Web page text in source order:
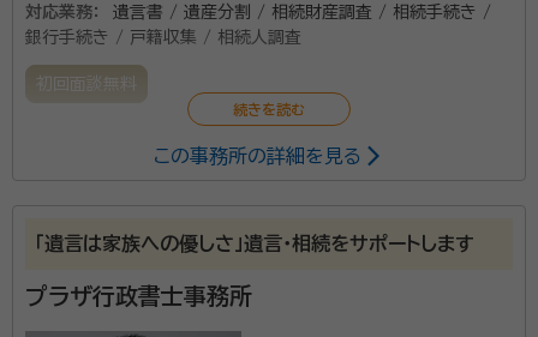
対応業務：
遺言書 / 遺産分割 / 相続財産調査 / 相続手続き /
銀行手続き / 戸籍収集 / 相続人調査
初回面談無料
この事務所の詳細を見る
「遺言は家族への優しさ」遺言・相続をサポートします
プラザ行政書士事務所